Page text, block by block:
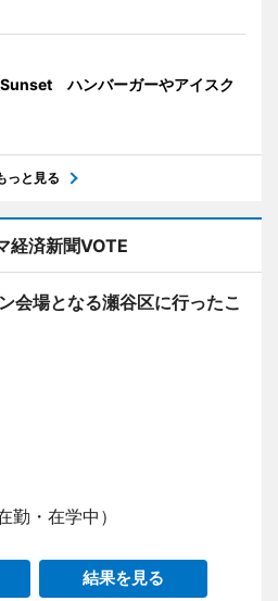
ハンバーガーやアイスク
っと見る
経済新聞VOTE
会場となる瀬谷区に行ったこ
勤・在学中）
結果を見る